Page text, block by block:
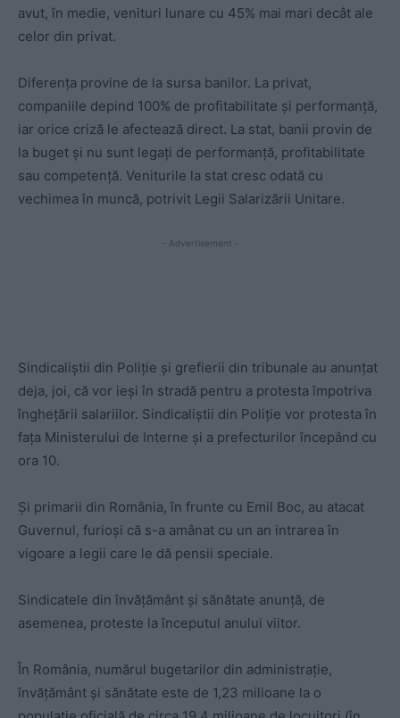
avut, în medie, venituri lunare cu 45% mai mari decât ale
celor din privat.
Diferența provine de la sursa banilor. La privat,
companiile depind 100% de profitabilitate și performanță,
iar orice criză le afectează direct. La stat, banii provin de
la buget și nu sunt legați de performanță, profitabilitate
sau competență. Veniturile la stat cresc odată cu
vechimea în muncă, potrivit Legii Salarizării Unitare.
- Advertisement -
Sindicaliștii din Poliție și grefierii din tribunale au anunțat
deja, joi, că vor ieși în stradă pentru a protesta împotriva
înghețării salariilor. Sindicaliștii din Poliție vor protesta în
fața Ministerului de Interne și a prefecturilor începând cu
ora 10.
Și primarii din România, în frunte cu Emil Boc, au atacat
Guvernul, furioși că s-a amânat cu un an intrarea în
vigoare a legii care le dă pensii speciale.
Sindicatele din învățământ și sănătate anunță, de
asemenea, proteste la începutul anului viitor.
În România, numărul bugetarilor din administrație,
învățământ și sănătate este de 1,23 milioane la o